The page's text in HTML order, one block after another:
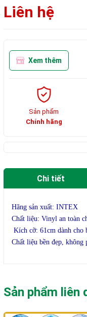
Liên hệ
Xem thêm
Sản phẩm
Chính hãng
Chi tiết
Hãng sản xuất: INTEX
Chất liệu: Vinyl an toàn
Kích cỡ: 61cm dành cho
Chất liệu bền đẹp, không
Sản phẩm liên